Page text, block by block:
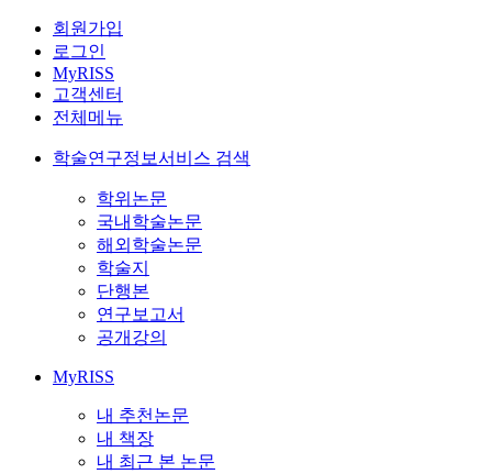
회원가입
로그인
MyRISS
고객센터
전체메뉴
학술연구정보서비스 검색
학위논문
국내학술논문
해외학술논문
학술지
단행본
연구보고서
공개강의
MyRISS
내 추천논문
내 책장
내 최근 본 논문